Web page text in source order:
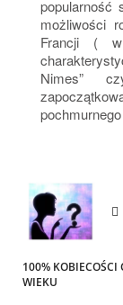
popularność
możliwości
Francji ( w
Nimes”
100% KOBIECOŚCI
WIEKU